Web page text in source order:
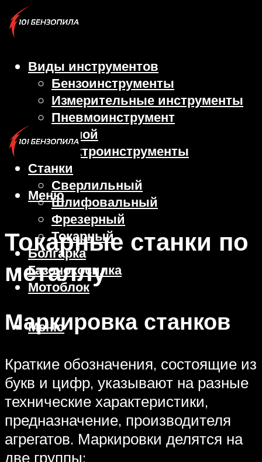
Виды инструментов
Бензоинструменты
Измерительные инструменты
Пневмоинструмент
Ручной
Электроинструменты
Станки
Сверлильный
Шлифовальный
Фрезерный
Токарный
Болгарка
Газонокосилка
Мотоблок
Меню
Меню
Токарные станки по
металлу
Маркировка станков
Краткие обозначения, состоящие из
букв и цифр, указывают на разные
технические характеристики,
предназначение, производителя
агрегатов. Маркировки делятся на
две группы: